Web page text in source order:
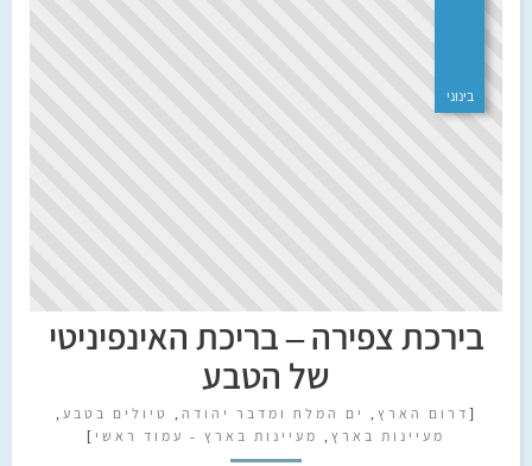
בינוני
בירכת צפירה – בריכת האינפיניטי
של הטבע
[ דרום הארץ , ים המלח ומדבר יהודה , טיולים בטבע ,
מעיינות בארץ , מעיינות בארץ - עמוד ראשי ]